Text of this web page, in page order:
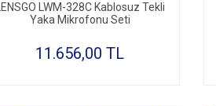
LENSGO LWM-328C Kablosuz Tekli
Yaka Mikrofonu Seti
11.656,00 TL